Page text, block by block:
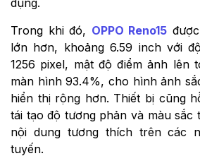
dụng.
Trong khi đó, OPPO Reno15
lớn hơn, khoảng 6.59 inch với
1256 pixel, mật độ điểm ảnh lên
màn hình 93.4%, cho hình ảnh
hiển thị rộng hơn. Thiết bị cũng
tái tạo độ tương phản và màu sắc
nội dung tương thích trên các
tuyến.